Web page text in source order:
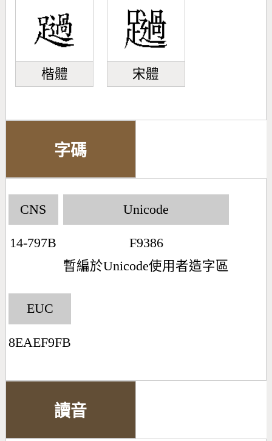
楷體 宋體
字碼
CNS
14-797B
Unicode
F9386
暫編於Unicode使用者造字區
EUC
8EAEF9FB
讀音